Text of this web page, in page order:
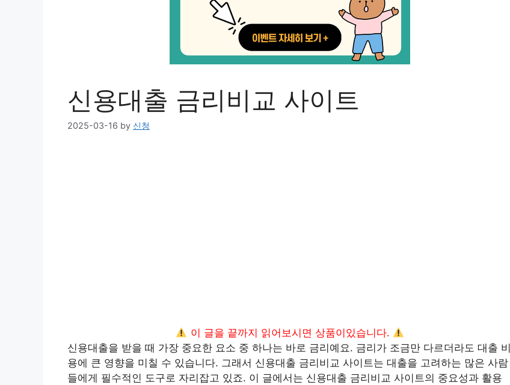
신용대출 금리비교 사이트
2025-03-16 by 신청
이 글을 끝까지 읽어보시면 상품이있습니다.
신용대출을 받을 때 가장 중요한 요소 중 하나는 바로 금리예요. 금리가 조금만 다르더라도 대출 비
용에 큰 영향을 미칠 수 있습니다. 그래서 신용대출 금리비교 사이트는 대출을 고려하는 많은 사람
들에게 필수적인 도구로 자리잡고 있죠. 이 글에서는 신용대출 금리비교 사이트의 중요성과 활용